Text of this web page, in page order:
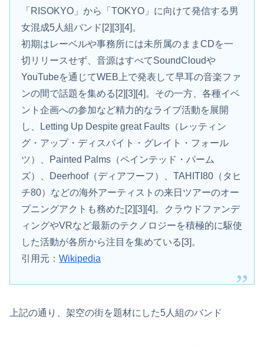
「RISOKYO」から「TOKYO」に向けて発信する男
女混成5人組バンド[2][3][4]。
初期はレーベルや事務所には未所属のままCDを一
切リリースせず、音源はすべてSoundCloudや
YouTubeを通じてWEB上で発表して早耳の音楽ファ
ンの間で話題を集める[2][3][4]。その一方、各種イベ
ント企画への参加など精力的なライブ活動を展開
し、Letting Up Despite great Faults（レッティン
グ・アップ・ディスパイト・グレイト・フォール
ツ）、Painted Palms（ペインテッド・パーム
ズ）、Deerhoof（ディアフーフ）、TAHITI80（タヒ
チ80）などの海外アーティストの来日ツアーのオー
プニングアクトも務めた[2][3][4]。クラウドファンデ
ィングやVRなど最新のテクノロジーを積極的に駆使
した活動が各所から注目を集めている[3]。
引用元：Wikipedia
上記の通り、架空の街を題材にした5人組のバンド